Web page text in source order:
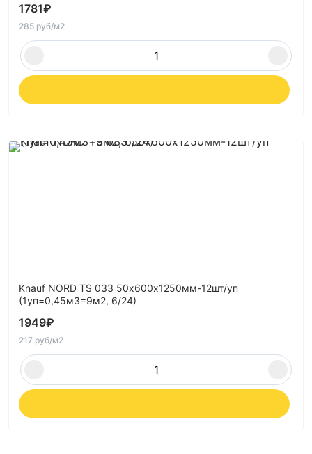
1781₽
285 руб/м2
Knauf NORD TS 033 50х600х1250мм-12шт/уп
(1уп=0,45м3=9м2, 6/24)
1949₽
217 руб/м2